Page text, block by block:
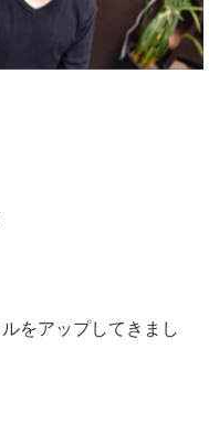
をアップしてきまし